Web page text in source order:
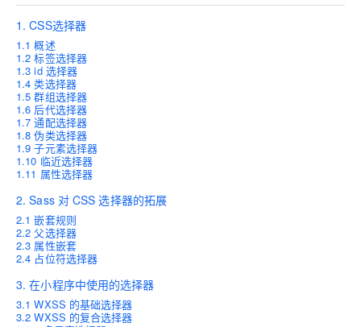
1. CSS选择器
1.1 概述
1.2 标签选择器
1.3 id 选择器
1.4 类选择器
1.5 群组选择器
1.6 后代选择器
1.7 通配选择器
1.8 伪类选择器
1.9 子元素选择器
1.10 临近选择器
1.11 属性选择器
2. Sass 对 CSS 选择器的拓展
2.1 嵌套规则
2.2 父选择器
2.3 属性嵌套
2.4 占位符选择器
3. 在小程序中使用的选择器
3.1WXSS 的基础选择器
3.2WXSS 的复合选择器